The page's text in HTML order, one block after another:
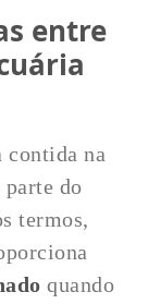
entre
contida na
do
termos,
quando